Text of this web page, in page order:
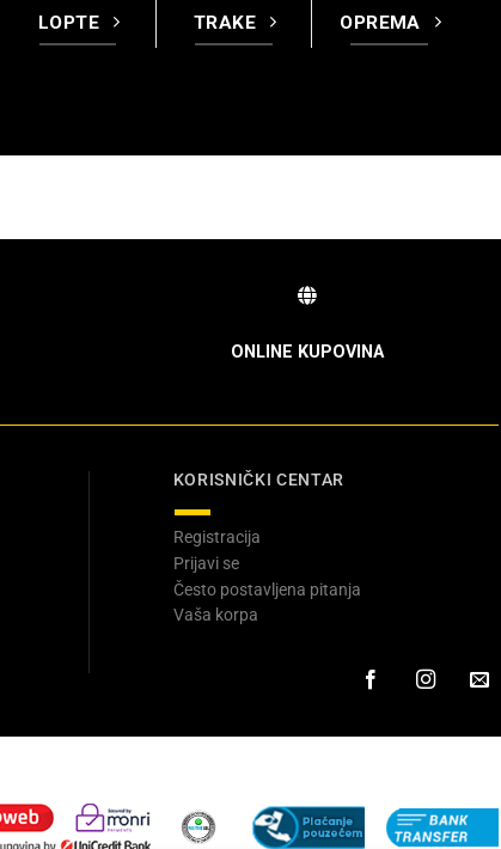
LOPTE TRAKE OPREMA
ONLINE KUPOVINA
KORISNIČKI CENTAR
Registracija
Prijavi se
Često postavljena pitanja
Vaša korpa